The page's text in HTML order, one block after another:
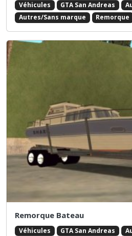
Véhicules GTA San Andreas
Autres/Sans marque
Remorque
Remorque Bateau
Véhicules GTA San Andreas